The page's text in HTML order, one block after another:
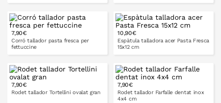
A LA CISTELLA A LA CISTELLA
7,90€
Corró tallador pasta fresca per
fettuccine
A LA CISTELLA
10,90€
Espàtula talladora acer Pasta Fresca
15x12 cm
A LA CISTELLA
7,90€
Rodet tallador Tortellini ovalat gran
7,90€
Rodet tallador Farfalle dentat inox
4x4 cm